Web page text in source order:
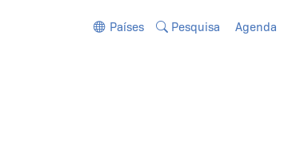
Países Pesquisa Agenda